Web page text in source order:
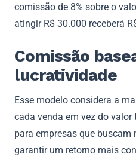
comissão de 8% sobre o
atingir R$ 30.000 receberá
Comissão
lucratividade
Esse modelo considera a
cada venda em vez do valor
para empresas que
garantir um retorno mais